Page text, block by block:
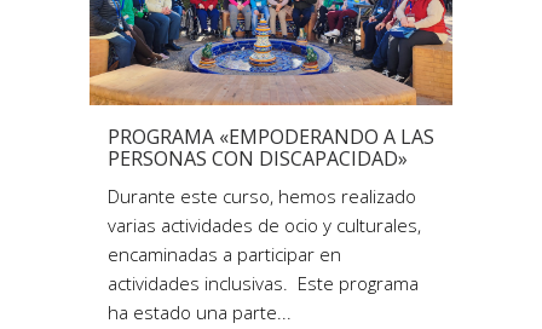
PROGRAMA «EMPODERANDO A LAS
PERSONAS CON DISCAPACIDAD»
Durante este curso, hemos realizado
varias actividades de ocio y culturales,
encaminadas a participar en
actividades inclusivas. Este programa
ha estado una parte...